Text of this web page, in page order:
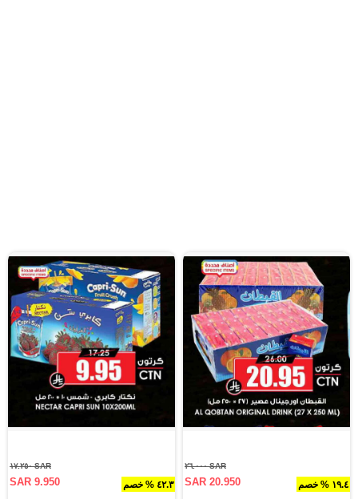
١٩.٤ % خصم
SAR ٢٦.٠٠٠
SAR 20.950 ٤٢.٣ % خصم
SAR ١٧.٢٥٠
SAR 9.950